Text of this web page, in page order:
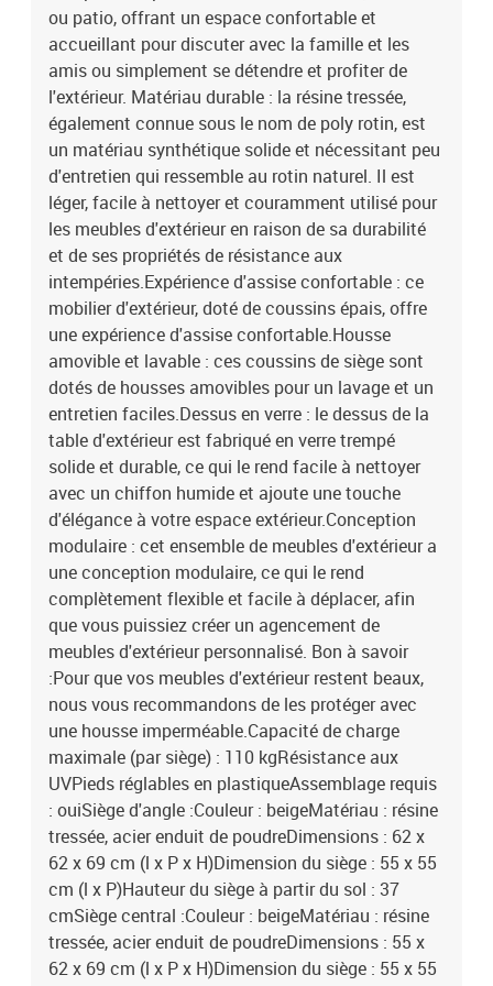
:Couleur : gris clairMatériau de la couverture : tissu (100 %
polyester)Matériau de remplissage du coussin de siège :
mousseMatériau de remplissage du coussin de dossier : fibre de
cotonDimensions du coussin de siège : 55 x 55 x 3 cm (l x P x
é)Dimensions du coussin de dossier : 55 x 45 x 13 cm (L x l x é)La
livraison contient :4 x siège d'angle6 x siège central1 x tabouret1 x
table14 x coussin de dossier11 x coussin de siège avec housse
amovible et lavable
ou patio, offrant un espace confortable et
accueillant pour discuter avec la famille et les
amis ou simplement se détendre et profiter de
l'extérieur. Matériau durable : la résine tressée,
également connue sous le nom de poly rotin, est
un matériau synthétique solide et nécessitant peu
d'entretien qui ressemble au rotin naturel. Il est
léger, facile à nettoyer et couramment utilisé pour
les meubles d'extérieur en raison de sa durabilité
et de ses propriétés de résistance aux
intempéries.Expérience d'assise confortable : ce
mobilier d'extérieur, doté de coussins épais, offre
une expérience d'assise confortable.Housse
amovible et lavable : ces coussins de siège sont
dotés de housses amovibles pour un lavage et un
entretien faciles.Dessus en verre : le dessus de la
table d'extérieur est fabriqué en verre trempé
solide et durable, ce qui le rend facile à nettoyer
avec un chiffon humide et ajoute une touche
d'élégance à votre espace extérieur.Conception
modulaire : cet ensemble de meubles d'extérieur a
une conception modulaire, ce qui le rend
complètement flexible et facile à déplacer, afin
que vous puissiez créer un agencement de
meubles d'extérieur personnalisé. Bon à savoir
:Pour que vos meubles d'extérieur restent beaux,
nous vous recommandons de les protéger avec
une housse imperméable.Capacité de charge
maximale (par siège) : 110 kgRésistance aux
UVPieds réglables en plastiqueAssemblage requis
: ouiSiège d'angle :Couleur : beigeMatériau : résine
tressée, acier enduit de poudreDimensions : 62 x
62 x 69 cm (l x P x H)Dimension du siège : 55 x 55
cm (l x P)Hauteur du siège à partir du sol : 37
cmSiège central :Couleur : beigeMatériau : résine
tressée, acier enduit de poudreDimensions : 55 x
62 x 69 cm (l x P x H)Dimension du siège : 55 x 55